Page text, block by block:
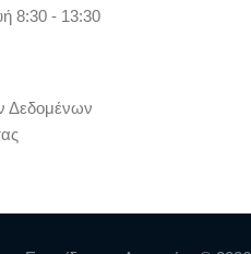
8:30 - 13:30
Δεδομένων